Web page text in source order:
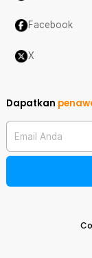
Facebook
X
Dapatkan
Email Anda